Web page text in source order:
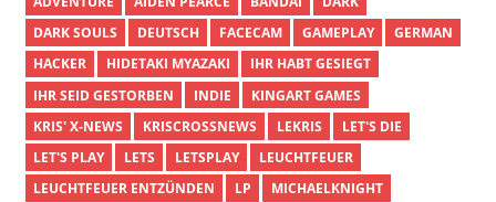
DARK SOULS
DEUTSCH FACECAM GAMEPLAY
GERMAN
HACKER
HIDETAKI MYAZAKI
IHR HABT GESIEGT
IHR SEID GESTORBEN
INDIE
KINGART GAMES
KRIS' X-NEWS
KRISCROSSNEWS LEKRIS
LET'S DIE
LET'S PLAY
LETS LETSPLAY
LEUCHTFEUER
LEUCHTFEUER ENTZÜNDEN
LP
MICHAELKNIGHT